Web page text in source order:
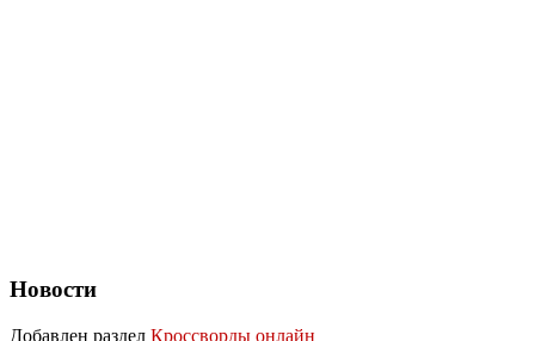
Новости
Добавлен раздел Кроссворды онлайн